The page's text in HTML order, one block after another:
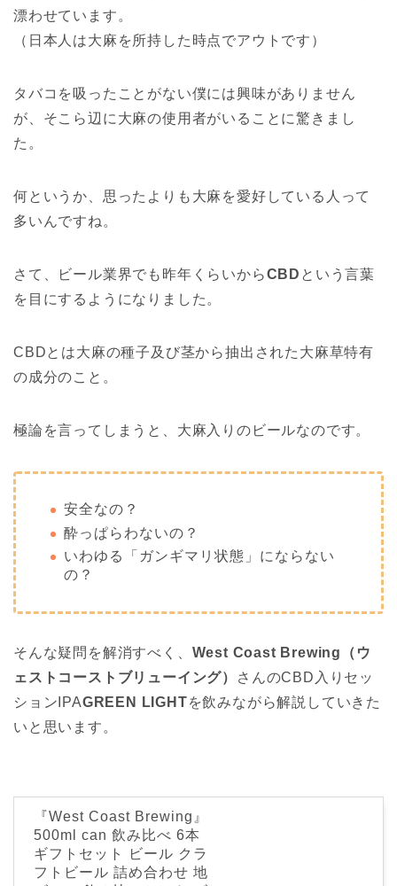
漂わせています。
（日本人は大麻を所持した時点でアウトです）
タバコを吸ったことがない僕には興味がありません
が、そこら辺に大麻の使用者がいることに驚きまし
た。
何というか、思ったよりも大麻を愛好している人って
多いんですね。
さて、ビール業界でも昨年くらいからCBD という言葉
を目にするようになりました。
CBDとは大麻の種子及び茎から抽出された大麻草特有
の成分のこと。
極論を言ってしまうと、大麻入りのビールなのです。
安全なの？
酔っぱらわないの？
いわゆる「ガンギマリ状態」にならない
の？
そんな疑問を解消すべく、 West Coast Brewing（ウ
ェストコーストブリューイング）
さんのCBD入りセッ
ションIPAGREEN LIGHTを飲みながら解説していきた
いと思います。
『West Coast Brewing』
500ml can 飲み比べ 6本
ギフトセット ビール クラ
フトビール 詰め合わせ 地